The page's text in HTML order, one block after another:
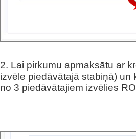
2. Lai pirkumu apmaksātu ar
izvēle piedāvātajā stabiņā) un
no 3 piedāvātajiem izvēlies